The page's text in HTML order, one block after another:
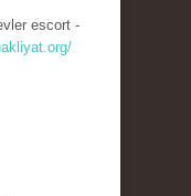
escort -